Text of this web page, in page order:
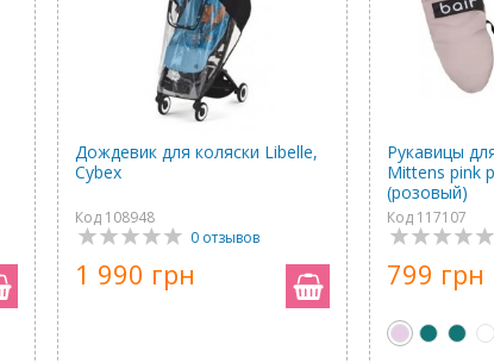
Дождевик для коляски Libelle,
Cybex
Код 108948
0 отзывов
1 990 грн
Рукавицы
Mittens pink
(розовый)
Код 117107
799 грн